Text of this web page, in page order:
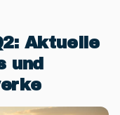
Aktuelle
und